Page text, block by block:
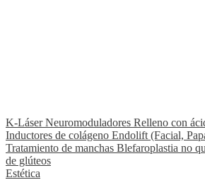
K-LáserNeuromoduladores Relleno con
Inductores de colágeno Endolift (Facial,
Tratamiento de manchas Blefaroplastia no
de glúteos
Estética